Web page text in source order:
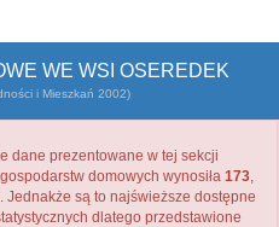
WE WSI OSEREDEK
i Mieszkań 2002)
dane prezentowane w tej sekcji
domowych wynosiła 173,
są to najświeższe dostępne
dlatego przedstawione